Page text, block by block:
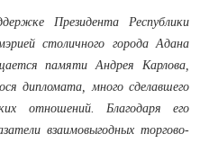
Президента Республики
столичного города Адана
памяти Андрея Карлова,
дипломата, много сделавшего
отношений. Благодаря его
взаимовыгодных торгово-